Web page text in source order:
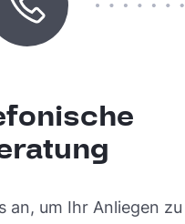
an, um Ihr Anliegen zu